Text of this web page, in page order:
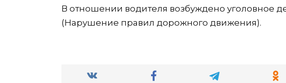
В отношении водителя возбуждено уголовное
(Нарушение правил дорожного движения).